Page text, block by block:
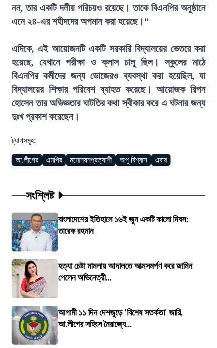
নন, তার একটি দলীয় পরিচয়ও রয়েছে। তাকে বিএনপির অনুষ্ঠানে
এনে ২৪-এর শহীদদের অপমান করা হয়েছে।"
এদিকে, এই আয়োজনটি একটি সরকারি বিদ্যালয়ের ভেতরে করা
হয়েছে, যেখানে পরীক্ষা ও ক্লাস চালু ছিল। স্কুলের মাঠে
বিএনপির কর্মীদের জন্য ভোজেরও ব্যবস্থা করা হয়েছিল, যা
বিদ্যালয়ের শিক্ষার পরিবেশ ব্যাহত করেছে। আয়োজক রিপন
হোসেন তার অভিজ্ঞতার ঘাটতির কথা স্বীকার করে এ ঘটনার জন্য
দুঃখ প্রকাশ করেছেন।
ট্যাগসমূহ:
আ.লীগের এমপির মনোনয়নপ্রত্যাশী অপু বিশ্বাস এবার
সংশ্লিষ্ট
বাংলাদেশের ইতিহাসে ১৬ই জুন একটি কালো দিবস:
তারেক রহমান
হত্যা চেষ্টা মামলায় আদালতে আত্মসমর্পণ করে জামিন
পেলেন অভিনেত্রী...
আগামী ১১ দিন দেশজুড়ে 'বিশেষ সতর্কতা' জারি,
আ.লীগের সহিংস নৈরাজ্যে...